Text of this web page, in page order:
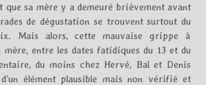
que sa mère y a demeuré brièvement avant
de dégustation se trouvent surtout du
Mais alors, cette mauvaise grippe à
mère, entre les dates fatidiques du 13 et du
du moins chez Hervé, Bal et Denis
élément plausible mais non vérifié et